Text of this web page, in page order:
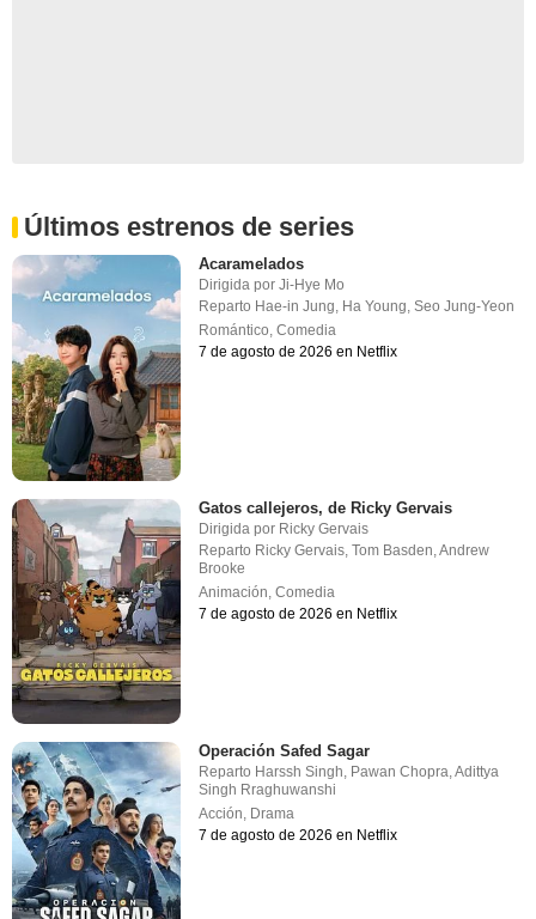
Últimos estrenos de series
Acaramelados
Dirigida porJi-Hye Mo
Reparto Hae-in Jung, Ha Young,Seo Jung-Yeon
Romántico,Comedia
7 de agosto de 2026 en Netflix
Gatos callejeros, de Ricky Gervais
Dirigida por Ricky Gervais
Reparto Ricky Gervais ,Tom Basden ,Andrew
Brooke
Animación ,Comedia
7 de agosto de 2026 en Netflix
Operación Safed Sagar
Reparto Harssh Singh, Pawan Chopra,Adittya
Singh Rraghuwanshi
Acción, Drama
7 de agosto de 2026 en Netflix